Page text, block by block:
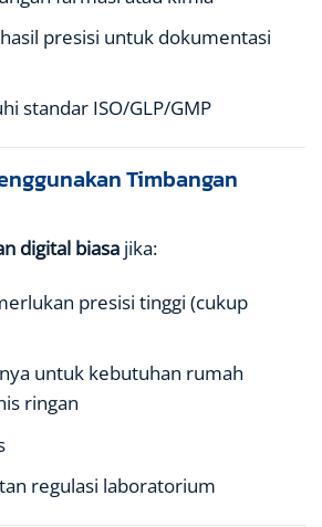
presisi untuk dokumentasi
standar ISO/GLP/GMP
Timbangan
digital biasa jika:
presisi tinggi (cukup
untuk kebutuhan rumah
ringan
regulasi laboratorium